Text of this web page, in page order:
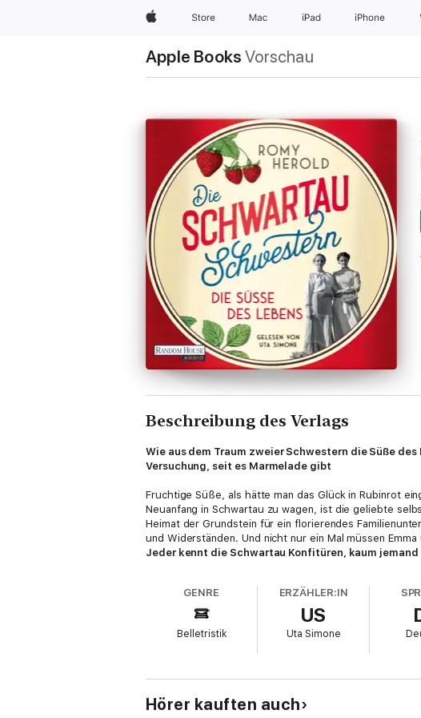
Apple Store Mac iPad iPhone
Apple Books Vorschau
Beschreibung des Verlags
Wie aus dem Traum zweier Schwestern die Süße
Versuchung, seit es Marmelade gibt
Fruchtige Süße, als hätte man das Glück in Rubinrot
Neuanfang in Schwartau zu wagen, ist die geliebte
Heimat der Grundstein für ein florierendes
und Widerständen. Und nicht nur ein Mal müssen
Jeder kennt die Schwartau Konfitüren, kaum
Ungekürzte Lesung mit Uta Simone
GENRE
Belletristik
ERZÄHLER:IN
US
Uta Simone
Hörer kauften auch